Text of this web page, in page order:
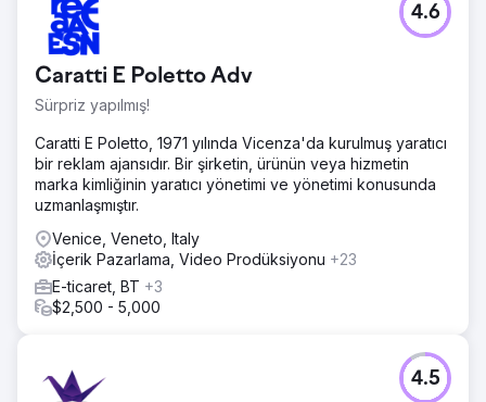
Caratti E Poletto Adv
Sürpriz yapılmış!
4.6
Caratti E Poletto, 1971 yılında Vicenza'da kurulmuş yaratıcı
bir reklam ajansıdır. Bir şirketin, ürünün veya hizmetin
marka kimliğinin yaratıcı yönetimi ve yönetimi konusunda
uzmanlaşmıştır.
Venice, Veneto, Italy
İçerik Pazarlama, Video Prodüksiyonu +23
E-ticaret, BT +3
$2,500 - 5,000
4.5